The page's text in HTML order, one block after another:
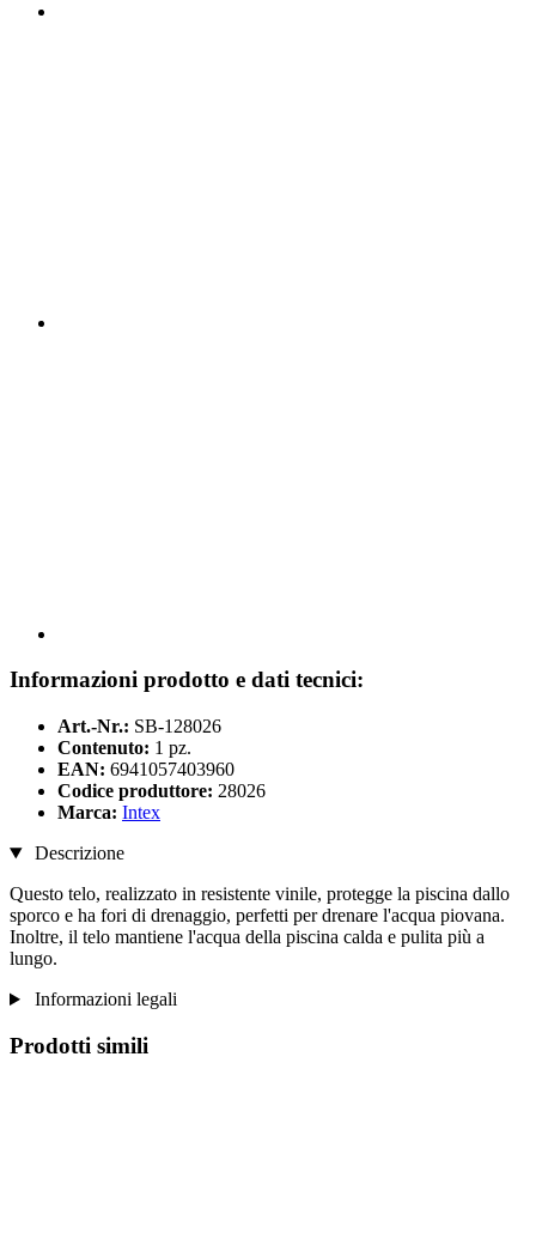
Informazioni prodotto e dati tecnici:
Art.-Nr.: SB-128026
Contenuto: 1 pz.
EAN: 6941057403960
Codice produttore: 28026
Marca: Intex
Descrizione
Questo telo, realizzato in resistente vinile, protegge la piscina dallo
sporco e ha fori di drenaggio, perfetti per drenare l'acqua piovana.
Inoltre, il telo mantiene l'acqua della piscina calda e pulita più a
lungo.
Informazioni legali
Prodotti simili